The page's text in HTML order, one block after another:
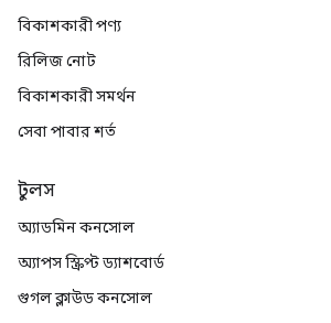
বিকাশকারী পণ্য
রিলিজ নোট
বিকাশকারী সমর্থন
সেবা পাবার শর্ত
টুলস
অ্যাডমিন কনসোল
অ্যাপস স্ক্রিপ্ট ড্যাশবোর্ড
গুগল ক্লাউড কনসোল